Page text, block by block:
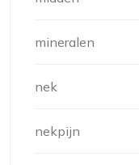
mineralen
nek
nekpijn